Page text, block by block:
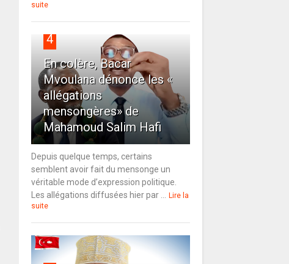
suite
4
En colère, Bacar
Mvoulana dénonce les «
allégations
mensongères» de
Mahamoud Salim Hafi
Depuis quelque temps, certains
semblent avoir fait du mensonge un
véritable mode d’expression politique.
Les allégations diffusées hier par ...
Lire la
suite